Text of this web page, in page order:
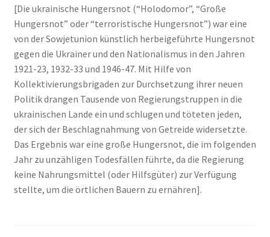
[Die ukrainische Hungersnot (“Holodomor”, “Große
Hungersnot” oder “terroristische Hungersnot”) war eine
von der Sowjetunion künstlich herbeigeführte Hungersnot
gegen die Ukrainer und den Nationalismus in den Jahren
1921-23, 1932-33 und 1946-47. Mit Hilfe von
Kollektivierungsbrigaden zur Durchsetzung ihrer neuen
Politik drangen Tausende von Regierungstruppen in die
ukrainischen Lande ein und schlugen und töteten jeden,
der sich der Beschlagnahmung von Getreide widersetzte.
Das Ergebnis war eine große Hungersnot, die im folgenden
Jahr zu unzähligen Todesfällen führte, da die Regierung
keine Nahrungsmittel (oder Hilfsgüter) zur Verfügung
stellte, um die örtlichen Bauern zu ernähren].